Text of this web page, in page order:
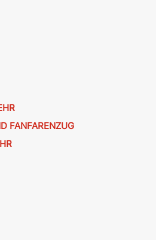
FANFARENZUG